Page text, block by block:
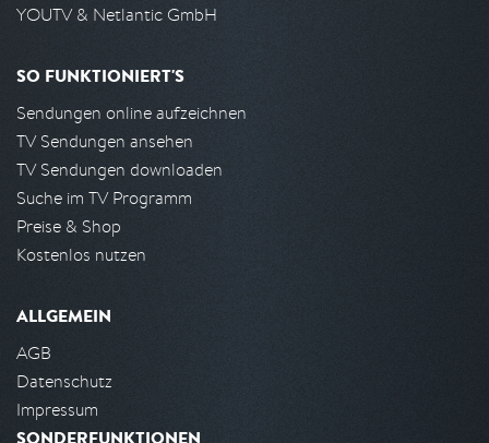
YOUTV & Netlantic GmbH
SO FUNKTIONIERT'S
Sendungen online aufzeichnen
TV Sendungen ansehen
TV Sendungen downloaden
Suche im TV Programm
Preise & Shop
Kostenlos nutzen
ALLGEMEIN
AGB
Datenschutz
Impressum
SONDERFUNKTIONEN